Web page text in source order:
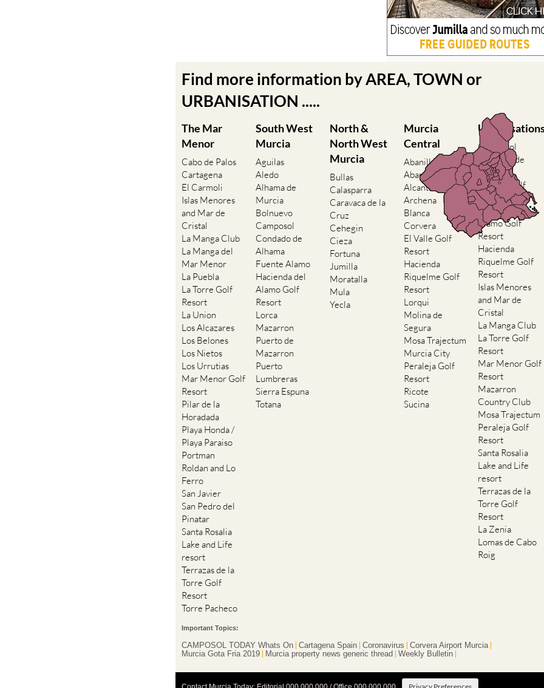
Find more information by AREA, TOWN or
URBANISATION .....
The Mar
Menor
Cabo de Palos
Cartagena
El Carmoli
Islas Menores
and Mar de
Cristal
La Manga Club
La Manga del
Mar Menor
La Puebla
La Torre Golf
Resort
La Union
Los Alcazares
Los Belones
Los Nietos
Los Urrutias
Mar Menor Golf
Resort
Pilar de la
Horadada
Playa Honda /
Playa Paraiso
Portman
Roldan and Lo
Ferro
San Javier
San Pedro del
Pinatar
Santa Rosalia
Lake and Life
resort
Terrazas de la
Torre Golf
Resort
Torre Pacheco
South West
Murcia
Aguilas
Aledo
Alhama de
Murcia
Bolnuevo
Camposol
Condado de
Alhama
Fuente Alamo
Hacienda del
Alamo Golf
Resort
Lorca
Mazarron
Puerto de
Mazarron
Puerto
Lumbreras
Sierra Espuna
Totana
North &
North West
Murcia
Bullas
Calasparra
Caravaca de la
Cruz
Cehegin
Cieza
Fortuna
Jumilla
Moratalla
Mula
Yecla
Murcia
Central
Abanilla
Abaran
Alcantarilla
Archena
Blanca
Corvera
El Valle Golf
Resort
Hacienda
Riquelme Golf
Resort
Lorqui
Molina de
Segura
Mosa Trajectum
Murcia City
Peraleja Golf
Resort
Ricote
Sucina
Camposol
Condado de
Alhama
El Valle Golf
Resort
Hacienda del
Alamo Golf
Resort
Hacienda
Riquelme Golf
Resort
Islas Menores
and Mar de
Cristal
La Manga Club
La Torre Golf
Resort
Mar Menor Golf
Resort
Mazarron
Country Club
Mosa Trajectum
Peraleja Golf
Resort
Santa Rosalia
Lake and Life
resort
Terrazas de la
Torre Golf
Resort
La Zenia
Lomas de Cabo
Roig
Important Topics:
CAMPOSOL TODAY Whats On Cartagena Spain Coronavirus
Corvera Airport Murcia
Murcia Gota Fria 2019
Murcia property news generic thread Weekly Bulletin